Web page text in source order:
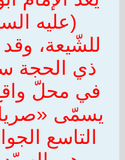
(عليه
للشّيعة،
في محلّ
التاسع